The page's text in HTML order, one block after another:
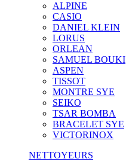
ALPINE
CASIO
DANIEL KLEIN
LORUS
ORLEAN
SAMUEL BOUKI
ASPEN
TISSOT
MONTRE SYE
SEIKO
TSAR BOMBA
BRACELET SYE
VICTORINOX
NETTOYEURS